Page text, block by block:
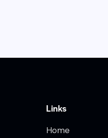
Links
Home